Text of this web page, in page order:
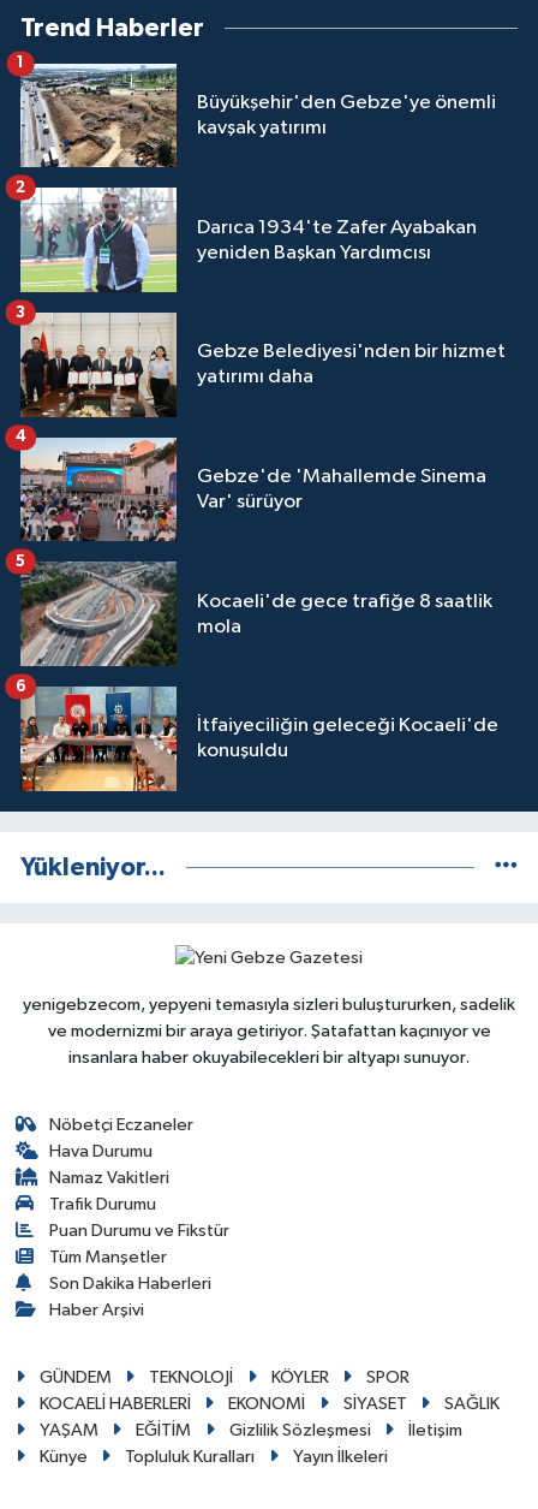
Trend Haberler
Büyükşehir'den Gebze'ye önemli
kavşak yatırımı
1
Darıca 1934'te Zafer Ayabakan
yeniden Başkan Yardımcısı
2
Gebze Belediyesi'nden bir hizmet
yatırımı daha
3
Gebze'de 'Mahallemde Sinema
Var' sürüyor
4
Kocaeli'de gece trafiğe 8 saatlik
mola
5
İtfaiyeciliğin geleceği Kocaeli'de
konuşuldu
6
Yükleniyor...
yenigebzecom, yepyeni temasıyla sizleri buluştururken, sadelik
ve modernizmi bir araya getiriyor. Şatafattan kaçınıyor ve
insanlara haber okuyabilecekleri bir altyapı sunuyor.
Nöbetçi Eczaneler
Hava Durumu
Namaz Vakitleri
Trafik Durumu
Puan Durumu ve Fikstür
Tüm Manşetler
Son Dakika Haberleri
Haber Arşivi
GÜNDEM TEKNOLOJİ KÖYLER
SPOR
KOCAELİ HABERLERİ
EKONOMİ SİYASET
SAĞLIK
YAŞAM
EĞİTİM Gizlilik Sözleşmesi
İletişim
Künye
Topluluk Kuralları Yayın İlkeleri